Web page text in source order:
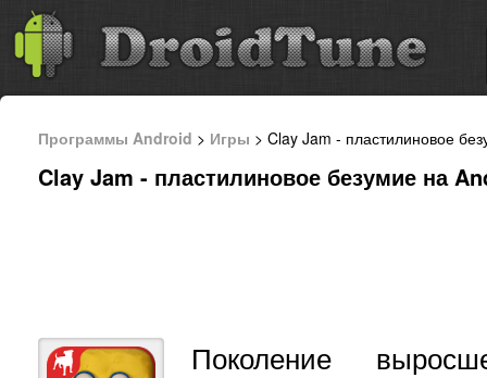
Программы Android > Игры > Clay Jam - пластилиновое
Clay Jam - пластилиновое безумие на
Поколение